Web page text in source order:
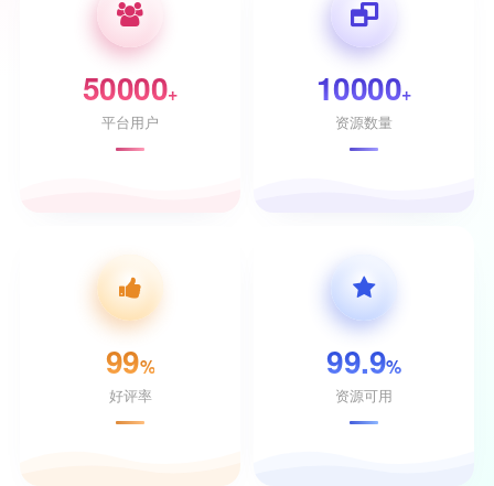
50000+
平台用户
10000+
资源数量
99%
好评率
99.9%
资源可用